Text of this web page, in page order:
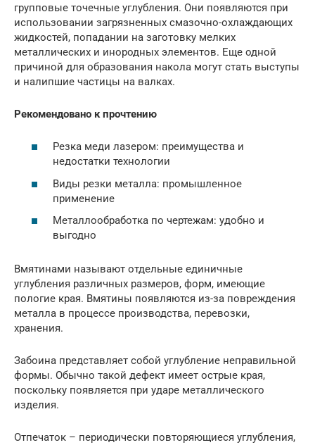
групповые точечные углубления. Они появляются при
использовании загрязненных смазочно-охлаждающих
жидкостей, попадании на заготовку мелких
металлических и инородных элементов. Еще одной
причиной для образования накола могут стать выступы
и налипшие частицы на валках.
Рекомендовано к прочтению
Резка меди лазером: преимущества и
недостатки технологии
Виды резки металла: промышленное
применение
Металлообработка по чертежам: удобно и
выгодно
Вмятинами называют отдельные единичные
углубления различных размеров, форм, имеющие
пологие края. Вмятины появляются из-за повреждения
металла в процессе производства, перевозки,
хранения.
Забоина представляет собой углубление неправильной
формы. Обычно такой дефект имеет острые края,
поскольку появляется при ударе металлического
изделия.
Отпечаток – периодически повторяющиеся углубления,